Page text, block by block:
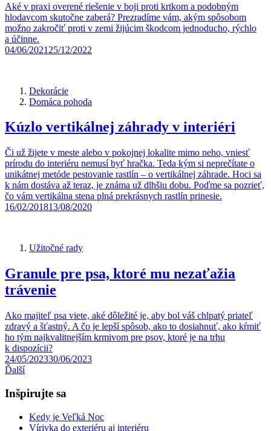
Aké v praxi overené riešenie v boji proti krtkom a podobným
hlodavcom skutočne zaberá? Prezradíme vám, akým spôsobom
možno zakročiť proti v zemi žijúcim škodcom jednoducho, rýchlo
a účinne.
04/06/2021 25/12/2022
Dekorácie
Domáca pohoda
Kúzlo vertikálnej záhrady v interiéri
Či už žijete v meste alebo v pokojnej lokalite mimo neho, vniesť
prírodu do interiéru nemusí byť hračka. Teda kým si neprečítate o
unikátnej metóde pestovanie rastlín – o vertikálnej záhrade. Hoci sa
k nám dostáva až teraz, je známa už dlhšiu dobu. Poďme sa pozrieť,
čo vám vertikálna stena plná prekrásnych rastlín prinesie.
16/02/201813/08/2020
Užitočné rady
Granule pre psa, ktoré mu nezaťažia
trávenie
Ako majiteľ psa viete, aké dôležité je, aby bol váš chlpatý priateľ
zdravý a šťastný. A čo je lepší spôsob, ako to dosiahnuť, ako kŕmiť
ho tým najkvalitnejším krmivom pre psov, ktoré je na trhu
k dispozícii?
24/05/202330/06/2023
Ďalší
Inšpirujte sa
Kedy je Veľká Noc
Vírivka do exteriéru aj interiéru